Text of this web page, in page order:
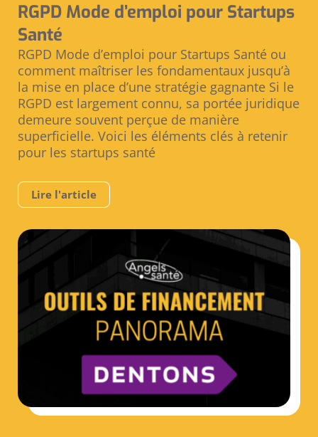
RGPD Mode d’emploi pour Startups
Santé
RGPD Mode d’emploi pour Startups Santé ou
comment maîtriser les fondamentaux jusqu’à
la mise en place d’une stratégie gagnante Si le
RGPD est largement connu, sa portée juridique
demeure souvent perçue de manière
superficielle. Voici les éléments clés à retenir
pour les startups santé
Lire l'article